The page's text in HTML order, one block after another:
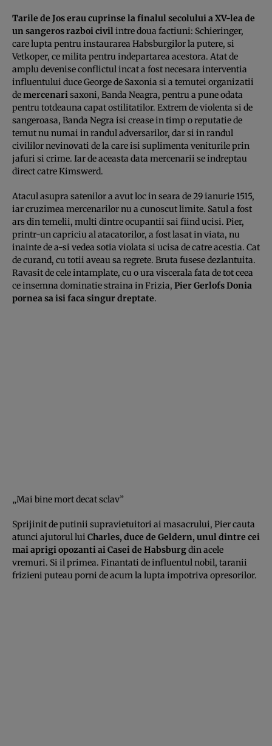
Tarile de Jos erau cuprinse la finalul secolului a XV-lea de
un sangeros razboi civilintre doua factiuni: Schieringer,
care lupta pentru instaurarea Habsburgilor la putere, si
Vetkoper, ce milita pentru indepartarea acestora. Atat de
amplu devenise conflictul incat a fost necesara interventia
influentului duce George de Saxonia si a temutei organizatii
demercenarisaxoni, Banda Neagra, pentru a pune odata
pentru totdeauna capat ostilitatilor. Extrem de violenta si de
sangeroasa, Banda Negra isi crease in timp o reputatie de
temut nu numai in randul adversarilor, dar si in randul
civililor nevinovati de la care isi suplimenta veniturile prin
jafuri si crime. Iar de aceasta data mercenarii se indreptau
direct catre Kimswerd.
Atacul asupra satenilor a avut loc in seara de 29 ianurie 1515,
iar cruzimea mercenarilor nu a cunoscut limite. Satul a fost
ars din temelii, multi dintre ocupantii sai fiind ucisi. Pier,
printr-un capriciu al atacatorilor, a fost lasat in viata, nu
inainte de a-si vedea sotia violata si ucisa de catre acestia. Cat
de curand, cu totii aveau sa regrete. Bruta fusese dezlantuita.
Ravasit de cele intamplate, cu o ura viscerala fata de tot ceea
ce insemna dominatie straina in Frizia, Pier Gerlofs Donia
pornea sa isi faca singur dreptate.
„Mai bine mort decat sclav”
Sprijinit de putinii supravietuitori ai masacrului, Pier cauta
atunci ajutorul lui Charles, duce de Geldern, unul dintre cei
mai aprigi opozanti ai Casei de Habsburgdin acele
vremuri. Si il primea. Finantati de influentul nobil, taranii
frizieni puteau porni de acum la lupta impotriva opresorilor.